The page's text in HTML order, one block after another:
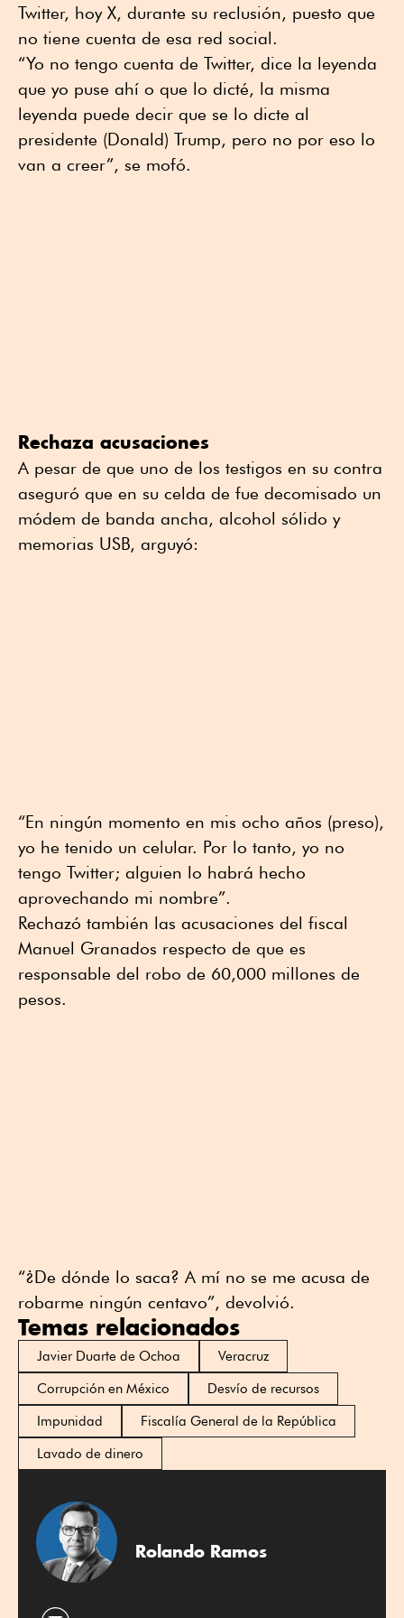
Twitter, hoy X, durante su reclusión, puesto que
no tiene cuenta de esa red social.
“Yo no tengo cuenta de Twitter, dice la leyenda
que yo puse ahí o que lo dicté, la misma
leyenda puede decir que se lo dicte al
presidente (Donald) Trump, pero no por eso lo
van a creer”, se mofó.
Rechaza acusaciones
A pesar de que uno de los testigos en su contra
aseguró que en su celda de fue decomisado un
módem de banda ancha, alcohol sólido y
memorias USB, arguyó:
“En ningún momento en mis ocho años (preso),
yo he tenido un celular. Por lo tanto, yo no
tengo Twitter; alguien lo habrá hecho
aprovechando mi nombre”.
Rechazó también las acusaciones del fiscal
Manuel Granados respecto de que es
responsable del robo de 60,000 millones de
pesos.
“¿De dónde lo saca? A mí no se me acusa de
robarme ningún centavo”, devolvió.
Temas relacionados
Javier Duarte de Ochoa
Veracruz
Corrupción en México
Desvío de recursos
Impunidad
Fiscalía General de la República
Lavado de dinero
Rolando Ramos